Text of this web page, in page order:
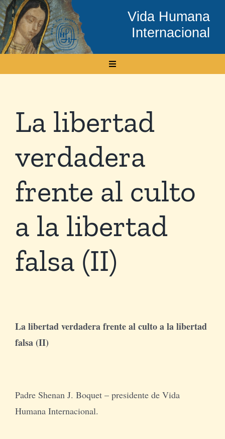
Skip
to
content
Vida Humana
Internacional
Toggle
Conócenos
Temas
Boletín Electrónico
Media
Tienda Virtual
Cómo Donar
La libertad
verdadera
frente al culto
a la libertad
falsa (II)
La libertad verdadera frente al culto a la libertad
falsa (II)
Padre Shenan J. Boquet – presidente de Vida
Humana Internacional.